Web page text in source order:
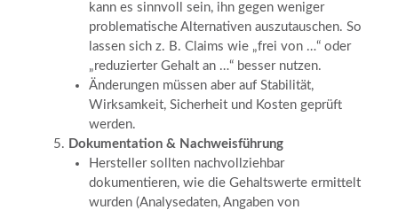
kann es sinnvoll sein, ihn gegen weniger
problematische Alternativen auszutauschen. So
lassen sich z. B. Claims wie „frei von …“ oder
„reduzierter Gehalt an …“ besser nutzen.
Änderungen müssen aber auf Stabilität,
Wirksamkeit, Sicherheit und Kosten geprüft
werden.
Dokumentation & Nachweisführung
Hersteller sollten nachvollziehbar
dokumentieren, wie die Gehaltswerte ermittelt
wurden (Analysedaten, Angaben von